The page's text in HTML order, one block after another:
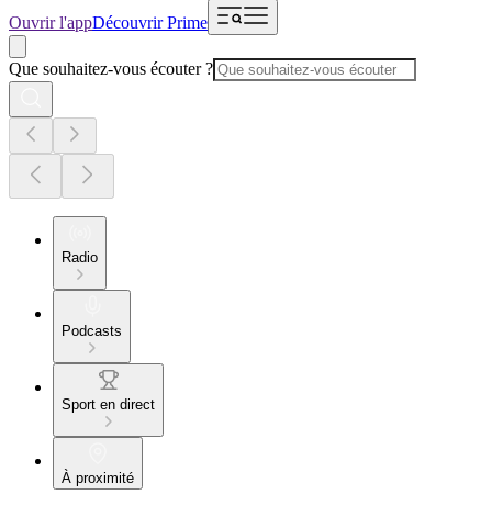
Ouvrir l'appDécouvrir Prime
Que souhaitez-vous écouter ?
Radio
Podcasts
Sport en direct
À proximité